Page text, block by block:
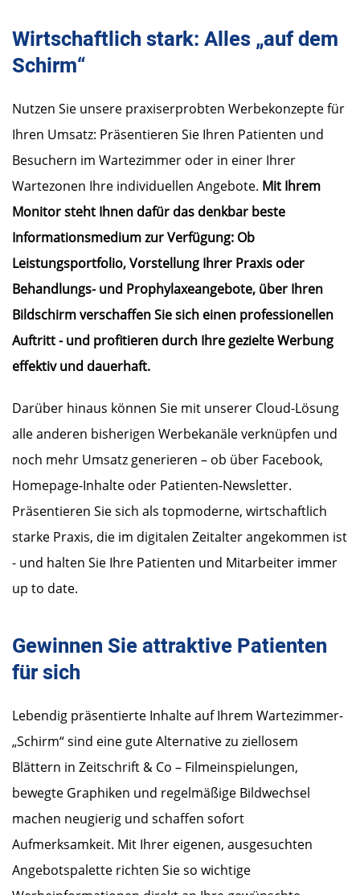
Wirtschaftlich stark: Alles „auf dem
Schirm“
Nutzen Sie unsere praxiserprobten Werbekonzepte für
Ihren Umsatz: Präsentieren Sie Ihren Patienten und
Besuchern im Wartezimmer oder in einer Ihrer
Wartezonen Ihre individuellen Angebote. Mit Ihrem
Monitor steht Ihnen dafür das denkbar beste
Informationsmedium zur Verfügung: Ob
Leistungsportfolio, Vorstellung Ihrer Praxis oder
Behandlungs- und Prophylaxeangebote, über Ihren
Bildschirm verschaffen Sie sich einen professionellen
Auftritt - und profitieren durch Ihre gezielte Werbung
effektiv und dauerhaft.
Darüber hinaus können Sie mit unserer Cloud-Lösung
alle anderen bisherigen Werbekanäle verknüpfen und
noch mehr Umsatz generieren – ob über Facebook,
Homepage-Inhalte oder Patienten-Newsletter.
Präsentieren Sie sich als topmoderne, wirtschaftlich
starke Praxis, die im digitalen Zeitalter angekommen ist
- und halten Sie Ihre Patienten und Mitarbeiter immer
up to date.
Gewinnen Sie attraktive Patienten
für sich
Lebendig präsentierte Inhalte auf Ihrem Wartezimmer-
„Schirm“ sind eine gute Alternative zu ziellosem
Blättern in Zeitschrift & Co – Filmeinspielungen,
bewegte Graphiken und regelmäßige Bildwechsel
machen neugierig und schaffen sofort
Aufmerksamkeit. Mit Ihrer eigenen, ausgesuchten
Angebotspalette richten Sie so wichtige